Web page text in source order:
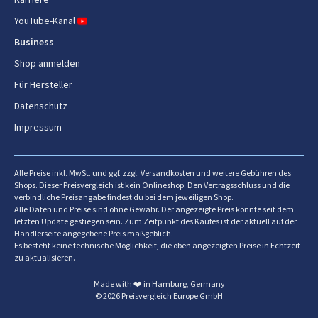
YouTube-Kanal
Business
Shop anmelden
Für Hersteller
Datenschutz
Impressum
Alle Preise inkl. MwSt. und ggf. zzgl. Versandkosten und weitere Gebühren des
Shops. Dieser Preisvergleich ist kein Onlineshop. Den Vertragsschluss und die
verbindliche Preisangabe findest du bei dem jeweiligen Shop.
Alle Daten und Preise sind ohne Gewähr. Der angezeigte Preis könnte seit dem
letzten Update gestiegen sein. Zum Zeitpunkt des Kaufes ist der aktuell auf der
Händlerseite angegebene Preis maßgeblich.
Es besteht keine technische Möglichkeit, die oben angezeigten Preise in Echtzeit
zu aktualisieren.
Made with ❤️ in Hamburg, Germany
© 2026 Preisvergleich Europe GmbH